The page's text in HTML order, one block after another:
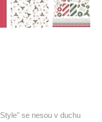
se nesou v duchu